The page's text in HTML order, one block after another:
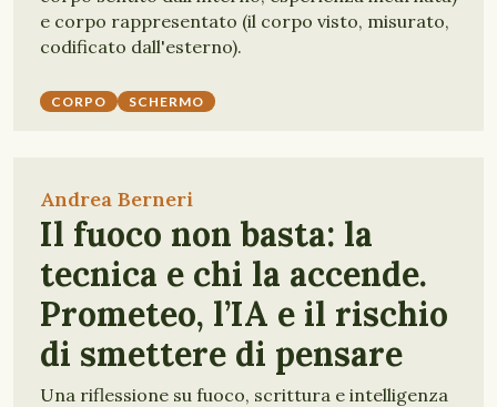
e corpo rappresentato (il corpo visto, misurato,
codificato dall'esterno).
CORPO SCHERMO
Andrea Berneri
Il fuoco non basta: la
tecnica e chi la accende.
Prometeo, l’IA e il rischio
di smettere di pensare
Una riflessione su fuoco, scrittura e intelligenza